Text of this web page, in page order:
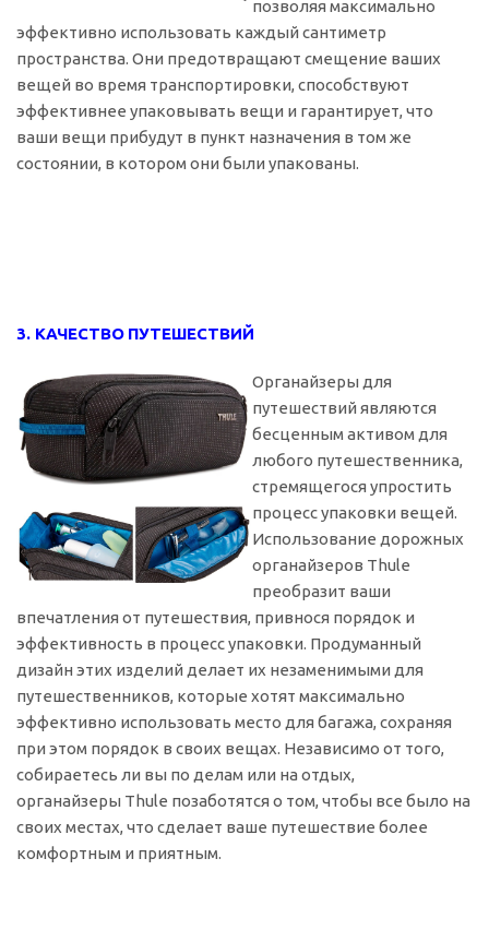
позволяя максимально
эффективно использовать каждый сантиметр
пространства. Они предотвращают смещение ваших
вещей во время транспортировки, способствуют
эффективнее упаковывать вещи и гарантирует, что
ваши вещи прибудут в пункт назначения в том же
состоянии, в котором они были упакованы.
3. КАЧЕСТВО ПУТЕШЕСТВИЙ
Органайзеры для
путешествий являются
бесценным активом для
любого путешественника,
стремящегося упростить
процесс упаковки вещей.
Использование дорожных
органайзеров Thule
преобразит ваши
впечатления от путешествия, привнося порядок и
эффективность в процесс упаковки. Продуманный
дизайн этих изделий делает их незаменимыми для
путешественников, которые хотят максимально
эффективно использовать место для багажа, сохраняя
при этом порядок в своих вещах. Независимо от того,
собираетесь ли вы по делам или на отдых,
органайзеры Thule позаботятся о том, чтобы все было на
своих местах, что сделает ваше путешествие более
комфортным и приятным.